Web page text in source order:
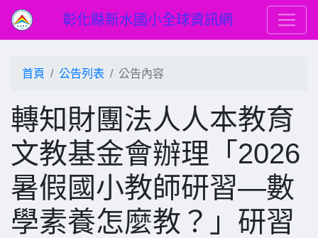
彰化縣新水國小全球資訊網
首頁 公告列表 公告內容
轉知財團法人人本教育
文教基金會辦理「2026
暑假國小教師研習—數
學素養怎麼教？」研習